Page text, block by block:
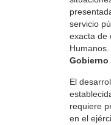
servicio
exacta de
Humanos.
Gobierno
El
requiere
en el